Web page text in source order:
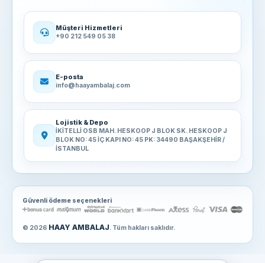
Müşteri Hizmetleri
+90 212 549 05 38
E-posta
info@haayambalaj.com
Lojistik & Depo
İKİTELLİ OSB MAH. HESKOOP J BLOK SK. HESKOOP J
BLOK NO: 45 İÇ KAPI NO: 45 PK: 34490 BAŞAKŞEHİR /
İSTANBUL
Güvenli ödeme seçenekleri
© 2026 HAAY AMBALAJ. Tüm hakları saklıdır.